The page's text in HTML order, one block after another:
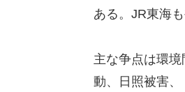
ある。JR東海
主な争点は環
動、日照被害